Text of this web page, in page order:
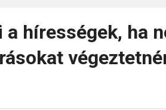
a hírességek, ha